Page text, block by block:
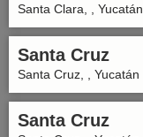
Santa Clara, , Yucatán
Santa Cruz
Santa Cruz, , Yucatán
Santa Cruz